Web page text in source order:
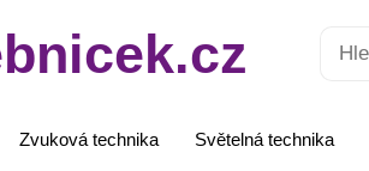
Zvuková technika Světelná technika